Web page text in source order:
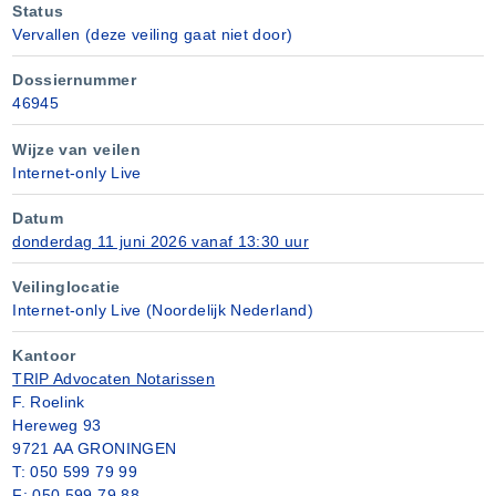
Status
Vervallen (deze veiling gaat niet door)
Dossiernummer
46945
Wijze van veilen
Internet-only Live
Datum
donderdag 11 juni 2026 vanaf 13:30 uur
Veilinglocatie
Internet-only Live (Noordelijk Nederland)
Kantoor
TRIP Advocaten Notarissen
F. Roelink
Hereweg 93
9721 AA GRONINGEN
T: 050 599 79 99